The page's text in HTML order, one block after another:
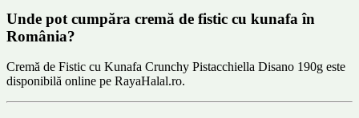
Unde pot cumpăra cremă de fistic cu kunafa în
România?
Cremă de Fistic cu Kunafa Crunchy Pistacchiella Disano 190g este
disponibilă online pe RayaHalal.ro.